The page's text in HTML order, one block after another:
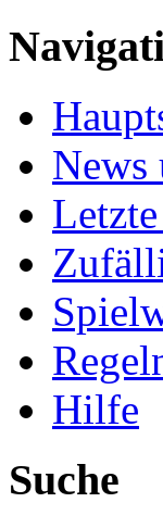
News
Hilfe
Suche